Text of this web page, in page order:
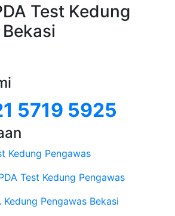
Test Kedung
5719 5925
Kedung Pengawas
Test Kedung Pengawas
Kedung Pengawas Bekasi